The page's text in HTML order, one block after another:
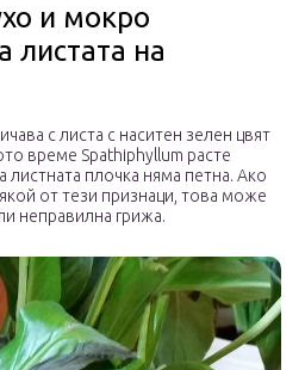
и мокро
листата на
с листа с наситен зелен цвят
време Spathiphyllum расте
плочка няма петна. Ако
от тези признаци, това може
неправилна грижа.